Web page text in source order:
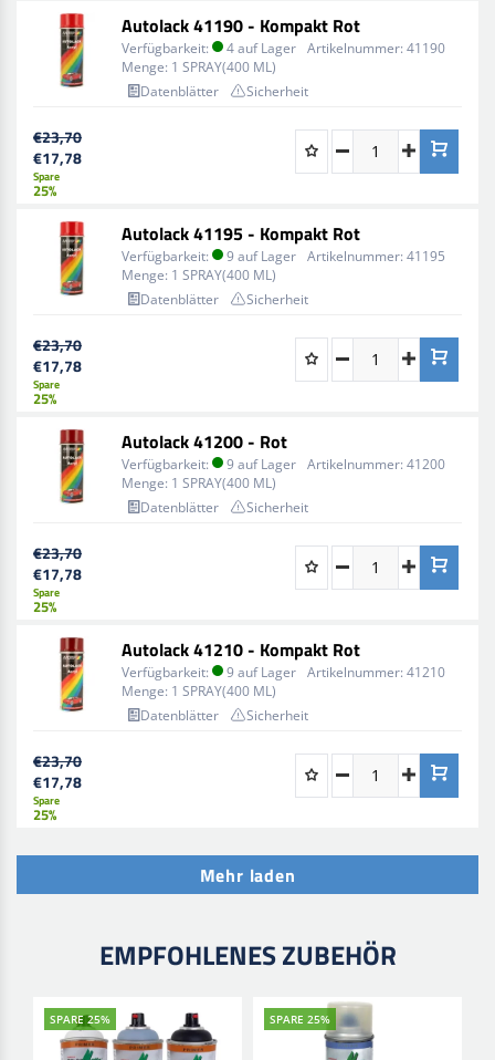
Autolack 41190 - Kompakt Rot
Verfügbarkeit: 4 auf Lager Artikelnummer: 41190
Menge: 1 SPRAY(400 ML)
Datenblätter
Sicherheit
€23,70
€17,78
Spare
25%
Autolack 41195 - Kompakt Rot
Verfügbarkeit: 9 auf Lager Artikelnummer: 41195
Menge: 1 SPRAY(400 ML)
Datenblätter
Sicherheit
€23,70
€17,78
Spare
25%
Autolack 41200 - Rot
Verfügbarkeit: 9 auf Lager Artikelnummer: 41200
Menge: 1 SPRAY(400 ML)
Datenblätter
Sicherheit
€23,70
€17,78
Spare
25%
Autolack 41210 - Kompakt Rot
Verfügbarkeit: 9 auf Lager Artikelnummer: 41210
Menge: 1 SPRAY(400 ML)
Datenblätter
Sicherheit
€23,70
€17,78
Spare
25%
Mehr laden
EMPFOHLENES ZUBEHÖR
SPARE 25% SPARE 25%